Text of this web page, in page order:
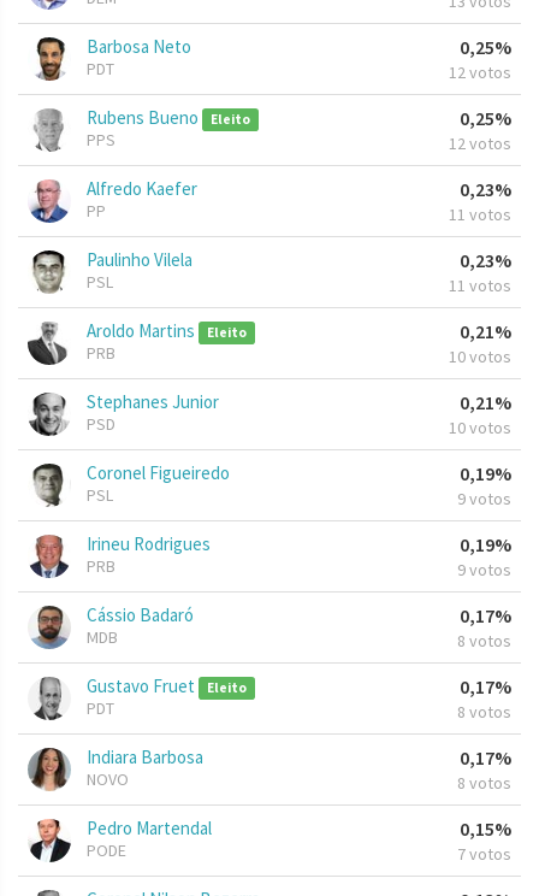
Barbosa Neto
PDT
0,25%
12 votos
Rubens Bueno Eleito
PPS
0,25%
12 votos
Alfredo Kaefer
PP
0,23%
11 votos
Paulinho Vilela
PSL
0,23%
11 votos
Aroldo Martins Eleito
PRB
0,21%
10 votos
Stephanes Junior
PSD
0,21%
10 votos
Coronel Figueiredo
PSL
0,19%
9 votos
Irineu Rodrigues
PRB
0,19%
9 votos
Cássio Badaró
MDB
0,17%
8 votos
Gustavo Fruet Eleito
PDT
0,17%
8 votos
Indiara Barbosa
NOVO
0,17%
8 votos
Pedro Martendal
PODE
0,15%
7 votos